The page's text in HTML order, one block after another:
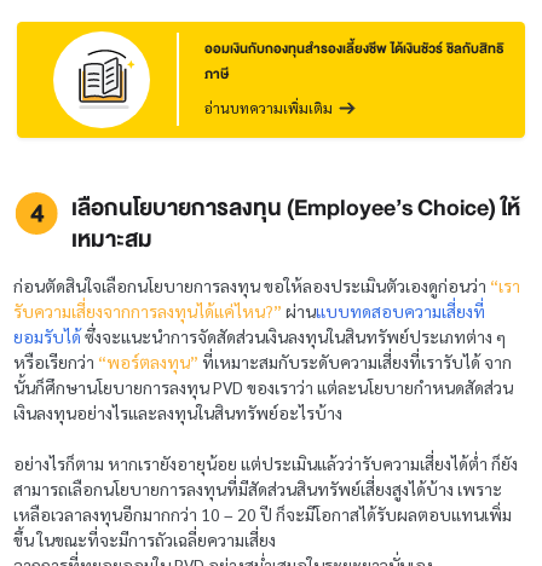
ออมเงินกับกองทุนสำรองเลี้ยงชีพ ได้เงินชัวร์ ชิลกับสิทธิ
ภาษี
อ่านบทความเพิ่มเติม
เลือกนโยบายการลงทุน (Employee’s Choice) ให้
เหมาะสม
ก่อนตัดสินใจเลือกนโยบายการลงทุน ขอให้ลองประเมินตัวเองดูก่อนว่า “เรา
รับความเสี่ยงจากการลงทุนได้แค่ไหน?” ผ่านแบบทดสอบความเสี่ยงที่
ยอมรับได้ซึ่งจะแนะนำการจัดสัดส่วนเงินลงทุนในสินทรัพย์ประเภทต่าง ๆ
หรือเรียกว่า “พอร์ตลงทุน” ที่เหมาะสมกับระดับความเสี่ยงที่เรารับได้ จาก
นั้นก็ศึกษานโยบายการลงทุน PVD ของเราว่า แต่ละนโยบายกำหนดสัดส่วน
เงินลงทุนอย่างไรและลงทุนในสินทรัพย์อะไรบ้าง
อย่างไรก็ตาม หากเรายังอายุน้อย แต่ประเมินแล้วว่ารับความเสี่ยงได้ต่ำ ก็ยัง
สามารถเลือกนโยบายการลงทุนที่มีสัดส่วนสินทรัพย์เสี่ยงสูงได้บ้าง เพราะ
เหลือเวลาลงทุนอีกมากกว่า 10 – 20 ปี ก็จะมีโอกาสได้รับผลตอบแทนเพิ่ม
ขึ้น ในขณะที่จะมีการถัวเฉลี่ยความเสี่ยง